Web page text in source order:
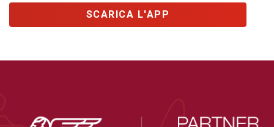
SCARICA L'APP